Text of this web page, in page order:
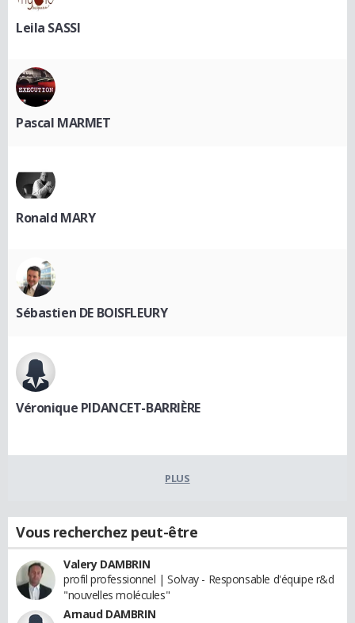
Leila SASSI
Pascal MARMET
Ronald MARY
Sébastien DE BOISFLEURY
Véronique PIDANCET-BARRIÈRE
PLUS
Vous recherchez peut-être
Valery DAMBRIN
profil professionnel | Solvay - Responsable d'équipe r&d
"nouvelles molécules"
Arnaud DAMBRIN